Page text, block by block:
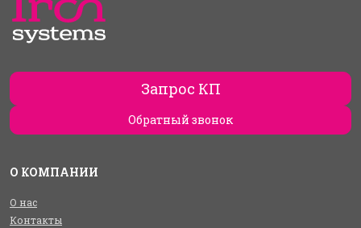
Запрос КП
Обратный звонок
О КОМПАНИИ
О нас
Контакты